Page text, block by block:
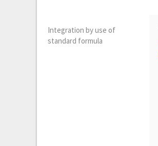
Integration by use of
standard formula